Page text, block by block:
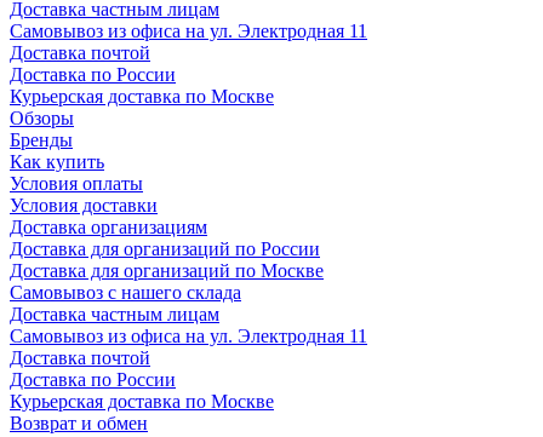
Доставка частным лицам
Самовывоз из офиса на ул. Электродная 11
Доставка почтой
Доставка по России
Курьерская доставка по Москве
Обзоры
Бренды
Как купить
Условия оплаты
Условия доставки
Доставка организациям
Доставка для организаций по России
Доставка для организаций по Москве
Самовывоз с нашего склада
Доставка частным лицам
Самовывоз из офиса на ул. Электродная 11
Доставка почтой
Доставка по России
Курьерская доставка по Москве
Возврат и обмен